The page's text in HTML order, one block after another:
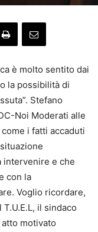
è molto sentito dai
la possibilità di
Stefano
Noi Moderati alle
i fatti accaduti
intervenire e che
con la
Voglio ricordare,
il sindaco
motivato